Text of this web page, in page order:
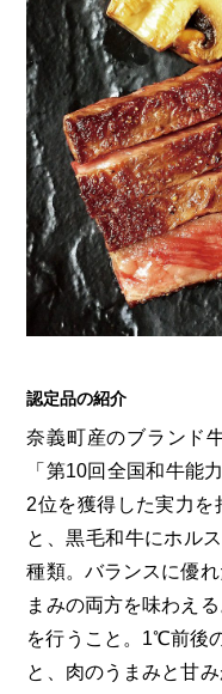
恋するジ
蒜山
せとう
生
せとう
第16回 Re：
第14回 持続と進化
第12回 挑戦
第10回 岡山・備後の
第8回 岡山市
第6回 瀬戸内市/備前市/和気町/赤
第4回 倉敷市/玉野市/浅口市/里庄
第2回 真庭市/新庄村
ス
認定品の紹介
奈義町産のブランド
「第10回全国和牛能
2位を獲得した実力を
と、黒毛和牛にホル
種類。バランスに優
まみの両方を味わえ
を行うこと。1℃前後
と、肉のうまみと甘